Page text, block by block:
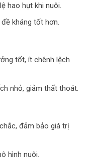
hao hụt khi nuôi.
kháng tốt hơn.
tốt, ít chênh lệch
nhỏ, giảm thất thoát.
đảm bảo giá trị
hình nuôi.